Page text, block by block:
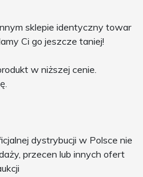
sklepie identyczny towar
Ci go jeszcze taniej!
w niższej cenie.
dystrybucji w Polsce nie
przecen lub innych ofert